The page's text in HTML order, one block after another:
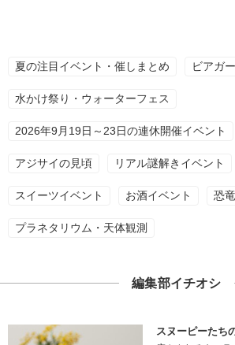
夏の注目イベント・催しまとめ ビアガ
水かけ祭り・ウォーターフェス
2026年9月19日～23日の連休開催イベント
アジサイの見頃 リアル謎解きイベント
スイーツイベント お酒イベント 恐
プラネタリウム・天体観測
編集部イチオシ
スヌーピーたち